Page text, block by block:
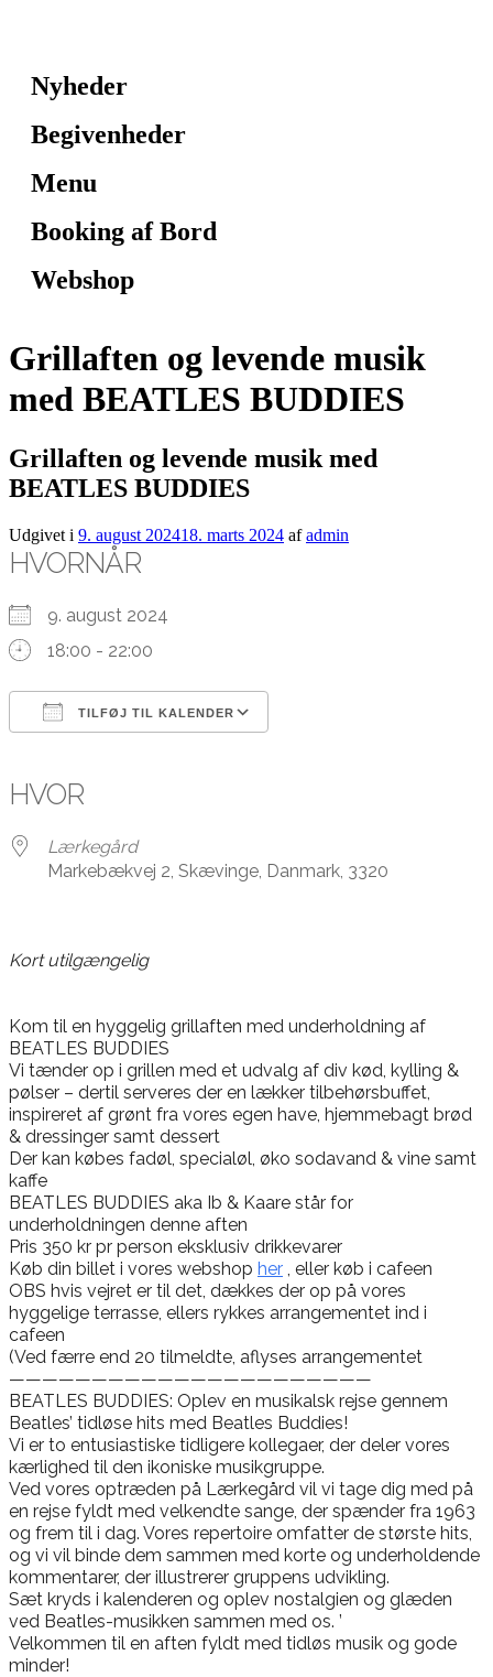
Nyheder
Begivenheder
Menu
Booking af Bord
Webshop
Grillaften og levende musik
med BEATLES BUDDIES
Grillaften og levende musik med
BEATLES BUDDIES
Udgivet i 9. august 202418. marts 2024 afadmin
HVORNÅR
9. august 2024
18:00 - 22:00
TILFØJ TIL KALENDER
HVOR
Lærkegård
Markebækvej 2, Skævinge, Danmark, 3320
Kort utilgængelig
Kom til en hyggelig grillaften med underholdning af
BEATLES BUDDIES
Vi tænder op i grillen med et udvalg af div kød, kylling &
pølser – dertil serveres der en lækker tilbehørsbuffet,
inspireret af grønt fra vores egen have, hjemmebagt brød
& dressinger samt dessert
Der kan købes fadøl, specialøl, øko sodavand & vine samt
kaffe
BEATLES BUDDIES aka Ib & Kaare står for
underholdningen denne aften
Pris 350 kr pr person eksklusiv drikkevarer
Køb din billet i vores webshop her , eller køb i cafeen
OBS hvis vejret er til det, dækkes der op på vores
hyggelige terrasse, ellers rykkes arrangementet ind i
cafeen
(Ved færre end 20 tilmeldte, aflyses arrangementet
——————————————————————
BEATLES BUDDIES: Oplev en musikalsk rejse gennem
Beatles’ tidløse hits med Beatles Buddies!
Vi er to entusiastiske tidligere kollegaer, der deler vores
kærlighed til den ikoniske musikgruppe.
Ved vores optræden på Lærkegård vil vi tage dig med på
en rejse fyldt med velkendte sange, der spænder fra 1963
og frem til i dag. Vores repertoire omfatter de største hits,
og vi vil binde dem sammen med korte og underholdende
kommentarer, der illustrerer gruppens udvikling.
Sæt kryds i kalenderen og oplev nostalgien og glæden
ved Beatles-musikken sammen med os. ’
Velkommen til en aften fyldt med tidløs musik og gode
minder!